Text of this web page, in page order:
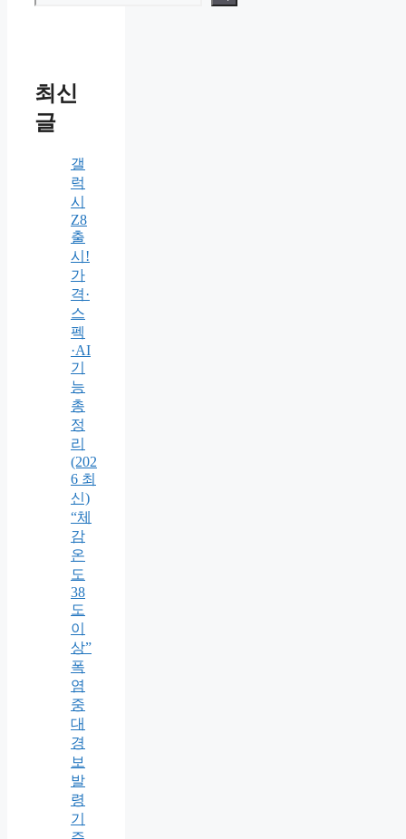
최신
글
갤
럭
시
Z8
출
시!
가
격·
스
펙
·AI
기
능
총
정
리
(202
6 최
신)
“체
감
온
도
38
도
이
상”
폭
염
중
대
경
보
발
령
기